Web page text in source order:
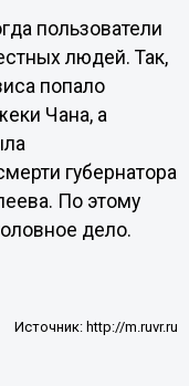
пользователи
людей. Так,
попало
Чана, а
губернатора
По этому
дело.
Источник:http://m.ruvr.ru